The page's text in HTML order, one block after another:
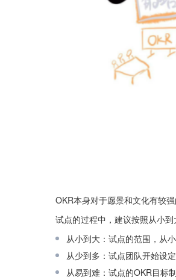
OKR本身对于愿景和文化有较
试点的过程中，建议按照从小
从小到大：试点的范围，从
从少到多：试点团队开始设
从易到难：试点的OKR目标